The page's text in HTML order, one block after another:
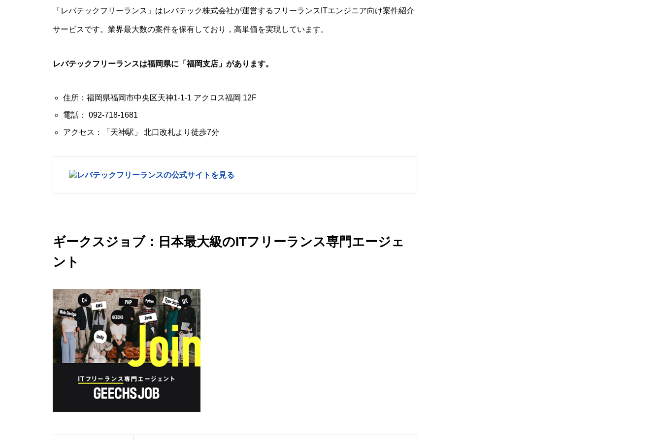
「レバテックフリーランス」はレバテック株式会社が運営するフリーランスITエンジニア向け案件紹介
サービスです。業界最大数の案件を保有しており，高単価を実現しています。
レバテックフリーランスは福岡県に「福岡支店」があります。
住所：福岡県福岡市中央区天神1-1-1 アクロス福岡 12F
電話： 092-718-1681
アクセス：「天神駅」 北口改札より徒歩7分
レバテックフリーランスの公式サイトを見る
ギークスジョブ：日本最大級のITフリーランス専門エージェ
ント